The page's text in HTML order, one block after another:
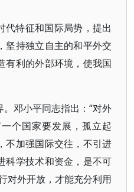
代特征和国际局势，提出
坚持独立自主的和平外交
有利的外部环境，使我国
邓小平同志指出：“对外
个国家要发展，孤立起
不加强国际交往，不引进
科学技术和资金，是不可
对外开放，才能充分利用